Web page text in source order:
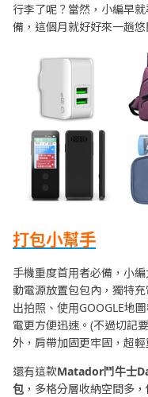
行李了呢？當然，小編早
備，這個月就好好來一趟悠
打包小幫手
手機重度首用者必備，小編
動電源放置包包內，獨特
出拍照、使用GOOGLE地
電更方便迅速。(不過切記
外，肩帶加固更牢固，超輕
還有這款Matador鬥牛士
包 ，多格分層收納空間多